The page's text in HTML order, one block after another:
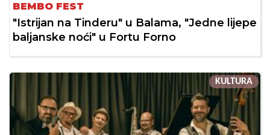
BEMBO FEST
"Istrijan na Tinderu" u Balama, "Jedne lijepe
baljanske noći" u Fortu Forno
KULTURA